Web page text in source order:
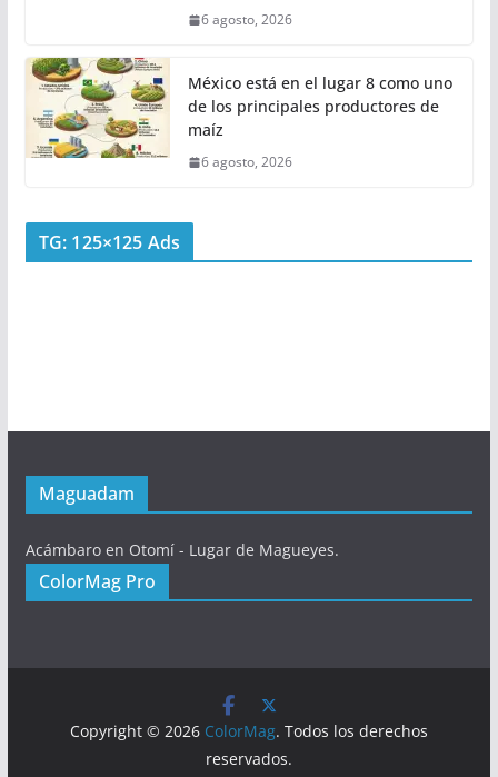
6 agosto, 2026
México está en el lugar 8 como uno
de los principales productores de
maíz
6 agosto, 2026
TG: 125×125 Ads
Maguadam
Acámbaro en Otomí - Lugar de Magueyes.
ColorMag Pro
Copyright © 2026 ColorMag. Todos los derechos
reservados.